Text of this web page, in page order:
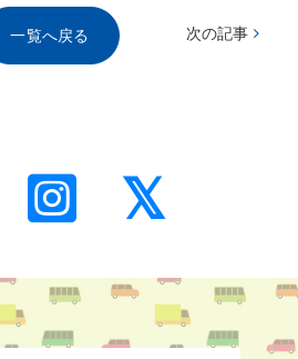
一覧へ戻る 次の記事